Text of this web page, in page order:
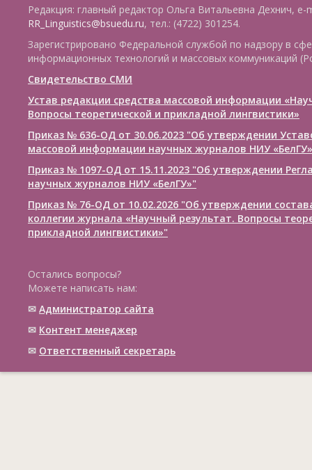
Редакция: главный редактор Ольга Витальевна Дехнич, e-
RR_Linguistics@bsuedu.ru, тел.: (4722) 301254.
Зарегистрировано Федеральной службой по надзору в
информационных технологий и массовых коммуникаций
Свидетельство СМИ
Устав редакции средства массовой информации
Вопросы теоретической и прикладной лингвистики»
Приказ № 636-ОД от 30.06.2023 "Об утверждении
массовой информации научных журналов НИУ «БелГУ»
Приказ № 1097-ОД от 15.11.2023 "Об утверждении
научных журналов НИУ «БелГУ»"
Приказ № 76-ОД от 10.02.2026 "Об утверждении
коллегии журнала «Научный результат. Вопросы
прикладной лингвистики»"
Остались вопросы?
Можете написать нам:
✉ Администратор сайта
✉ Контент менеджер
✉ Ответственный cекретарь